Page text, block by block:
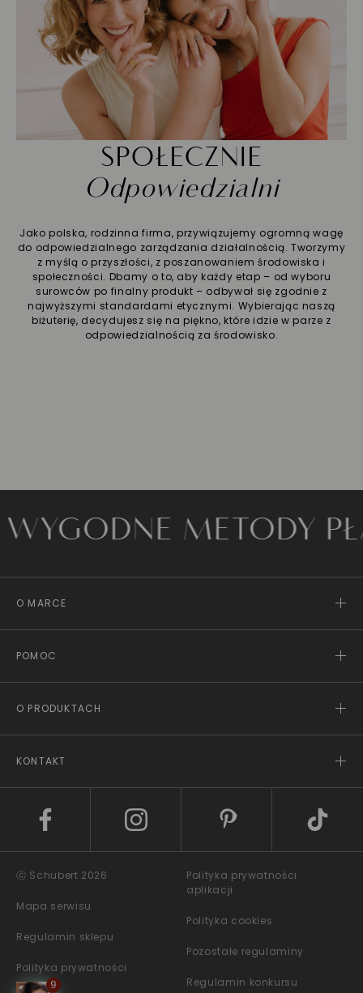
SPOŁECZNIE
Odpowiedzialni
Jako polska, rodzinna firma, przywiązujemy ogromną wagę
do odpowiedzialnego zarządzania działalnością. Tworzymy
z myślą o przyszłości, z poszanowaniem środowiska i
społeczności. Dbamy o to, aby każdy etap – od wyboru
surowców po finalny produkt – odbywał się zgodnie z
najwyższymi standardami etycznymi. Wybierając naszą
biżuterię, decydujesz się na piękno, które idzie w parze z
odpowiedzialnością za środowisko.
METODY
O MARCE
POMOC
O PRODUKTACH
KONTAKT
ⓒ Schubert 2026
Mapa serwisu
Regulamin sklepu
Polityka prywatności
Polityka prywatności
aplikacji
Polityka cookies
Pozostałe regulaminy
Regulamin konkursu